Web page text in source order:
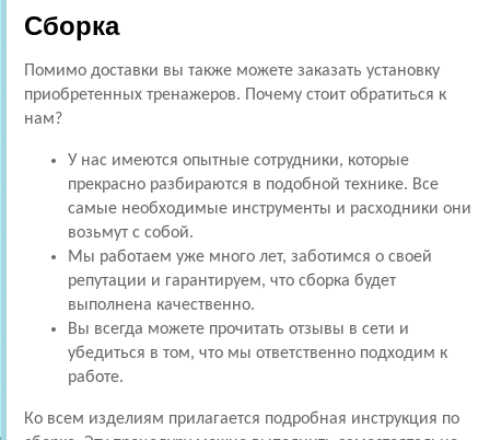
Сборка
Помимо доставки вы также можете заказать установку
приобретенных тренажеров. Почему стоит обратиться к
нам?
У нас имеются опытные сотрудники, которые
прекрасно разбираются в подобной технике. Все
самые необходимые инструменты и расходники они
возьмут с собой.
Мы работаем уже много лет, заботимся о своей
репутации и гарантируем, что сборка будет
выполнена качественно.
Вы всегда можете прочитать отзывы в сети и
убедиться в том, что мы ответственно подходим к
работе.
Ко всем изделиям прилагается подробная инструкция по